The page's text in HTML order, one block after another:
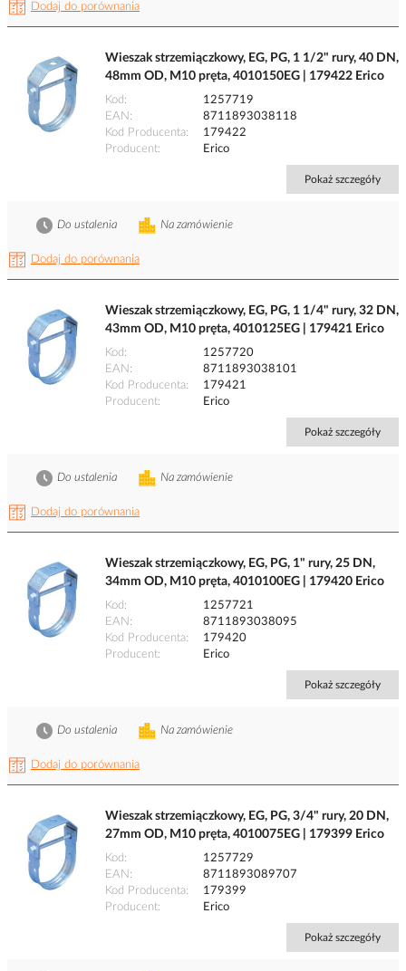
Dodaj do porównania
Wieszak strzemiączkowy, EG, PG, 1 1/2" rury, 40 DN,
48mm OD, M10 pręta, 4010150EG | 179422 Erico
Kod
1257719
EAN
8711893038118
Kod Producenta
179422
Producent
Erico
Pokaż szczegóły
Dodaj do porównania
Na zamówienie
Do ustalenia
Wieszak strzemiączkowy, EG, PG, 1 1/4" rury, 32 DN,
43mm OD, M10 pręta, 4010125EG | 179421 Erico
Kod
1257720
EAN
8711893038101
Kod Producenta
179421
Producent
Erico
Pokaż szczegóły
Dodaj do porównania
Na zamówienie
Do ustalenia
Wieszak strzemiączkowy, EG, PG, 1" rury, 25 DN,
34mm OD, M10 pręta, 4010100EG | 179420 Erico
Kod
1257721
EAN
8711893038095
Kod Producenta
179420
Producent
Erico
Pokaż szczegóły
Dodaj do porównania
Na zamówienie
Do ustalenia
Wieszak strzemiączkowy, EG, PG, 3/4" rury, 20 DN,
27mm OD, M10 pręta, 4010075EG | 179399 Erico
Kod
1257729
EAN
8711893089707
Kod Producenta
179399
Producent
Erico
Pokaż szczegóły